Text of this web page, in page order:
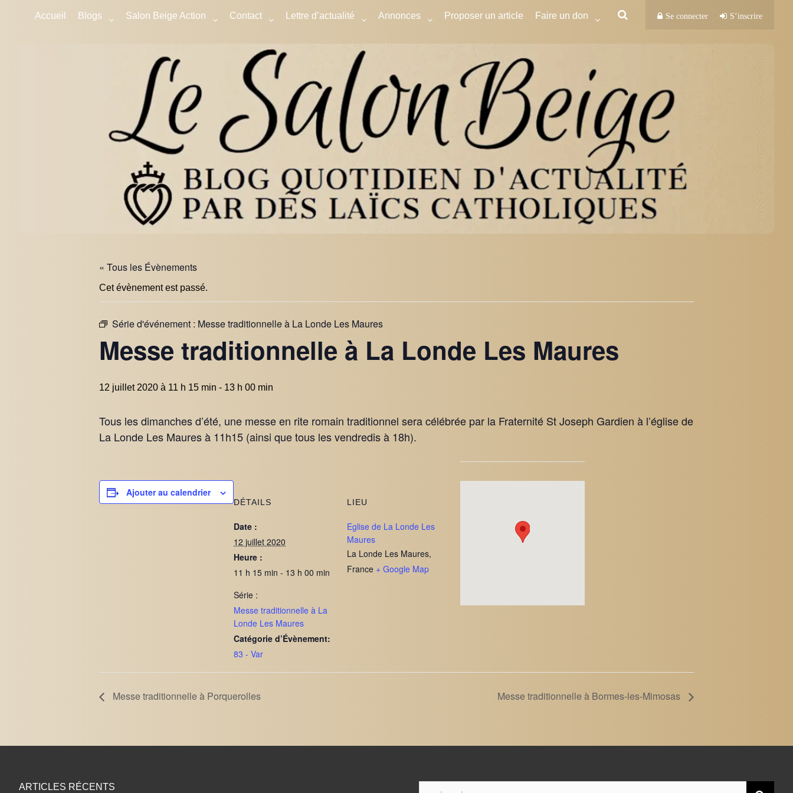
Accueil Blogs Salon Beige Action Contact Lettre d’actualité Annonces Proposer un article Faire un don Se connecter S’inscrire
« Tous les Évènements
Cet évènement est passé.
Série d'événement : Messe traditionnelle à La Londe Les Maures
Messe traditionnelle à La Londe Les Maures
12 juillet 2020 à 11 h 15 min - 13 h 00 min
Tous les dimanches d’été, une messe en rite romain traditionnel sera célébrée par la Fraternité St Joseph Gardien à l’église de
La Londe Les Maures à 11h15 (ainsi que tous les vendredis à 18h).
Ajouter au calendrier
DÉTAILS
Date :
12 juillet 2020
Heure :
11 h 15 min - 13 h 00 min
Série :
Messe traditionnelle à La
Londe Les Maures
Catégorie d’Évènement:
83 - Var
LIEU
Eglise de La Londe Les
Maures
La Londe Les Maures,
France + Google Map
Messe traditionnelle à Porquerolles Messe traditionnelle à Bormes-les-Mimosas
ARTICLES RÉCENTS